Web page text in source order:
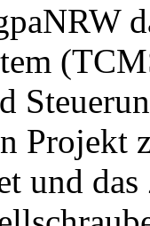
Projekt
und